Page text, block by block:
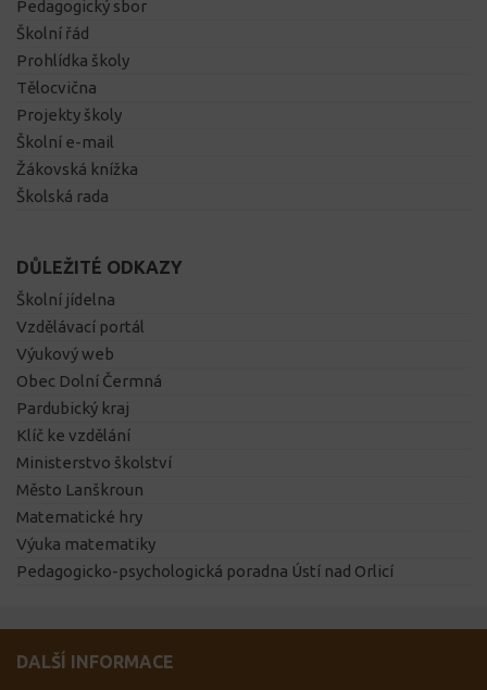
Pedagogický sbor
Školní řád
Prohlídka školy
Tělocvična
Projekty školy
Školní e-mail
Žákovská knížka
Školská rada
DŮLEŽITÉ ODKAZY
Školní jídelna
Vzdělávací portál
Výukový web
Obec Dolní Čermná
Pardubický kraj
Klíč ke vzdělání
Ministerstvo školství
Město Lanškroun
Matematické hry
Výuka matematiky
Pedagogicko-psychologická poradna Ústí nad Orlicí
DALŠÍ INFORMACE